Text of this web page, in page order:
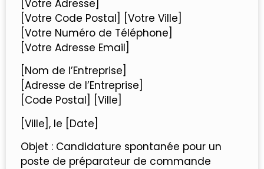
[Votre Adresse]
[Votre Code Postal] [Votre Ville]
[Votre Numéro de Téléphone]
[Votre Adresse Email]
[Nom de l’Entreprise]
[Adresse de l’Entreprise]
[Code Postal] [Ville]
[Ville], le [Date]
Objet : Candidature spontanée pour un
poste de préparateur de commande